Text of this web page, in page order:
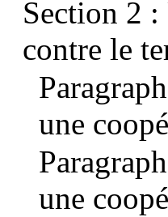
Section 2
contre le
une
une